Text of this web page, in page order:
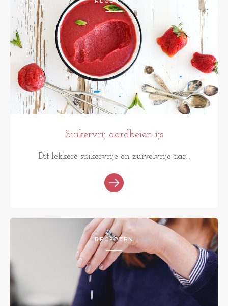
Suikervrij aardbeien ijs
Dit lekkere suikervrije en zuivelvrije aar...
RECEPTEN